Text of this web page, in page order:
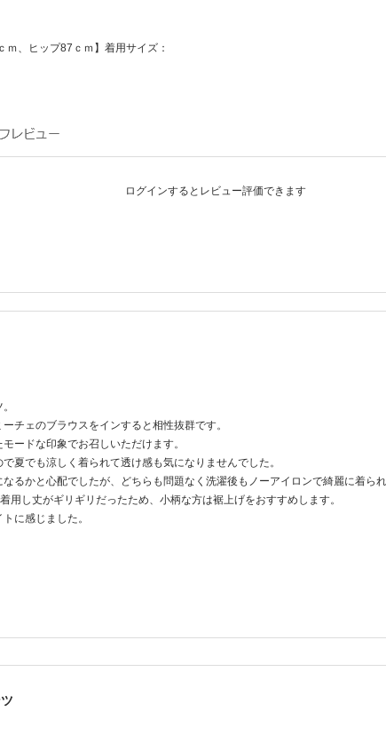
ｍ、ヒップ87ｃｍ】着用サイズ：
ログインするとレビュー評価できます
チェのブラウスをインすると相性抜群です。
ードな印象でお召しいただけます。
夏でも涼しく着られて透け感も気になりませんでした。
るかと心配でしたが、どちらも問題なく洗濯後もノーアイロンで綺麗に着られ
用し丈がギリギリだったため、小柄な方は裾上げをおすすめします。
に感じました。